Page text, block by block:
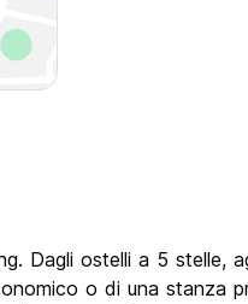
Dagli ostelli a 5 stelle,
o di una stanza